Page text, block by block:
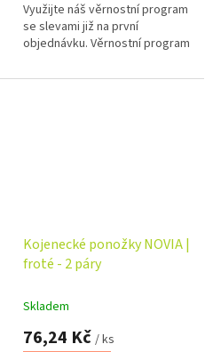
Využijte náš věrnostní program
se slevami již na první
objednávku. Věrnostní program
Kojenecké ponožky NOVIA |
froté - 2 páry
Skladem
76,24 Kč / ks